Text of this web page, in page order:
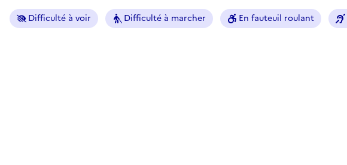
Difficulté à voir Difficulté à marcher En fauteuil roulant